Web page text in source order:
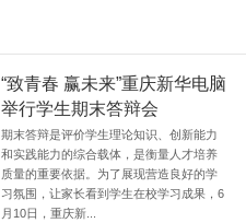
“致青春 赢未来”重庆新华电脑
举行学生期末答辩会
期末答辩是评价学生理论知识、创新能力
和实践能力的综合载体，是衡量人才培养
质量的重要依据。为了展现营造良好的学
习氛围，让家长看到学生在校学习成果，6
月10日，重庆新...